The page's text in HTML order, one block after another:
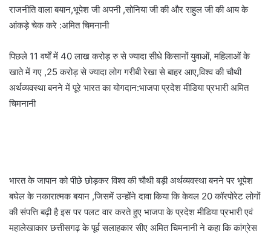
राजनीति वाला बयान,भूपेश जी अपनी ,सोनिया जी की और राहुल जी की आय के
आंकड़े चेक करे :अमित चिमनानी
पिछले 11 वर्षों में 40 लाख करोड़ रु से ज्यादा सीधे किसानों युवाओं, महिलाओं के
खाते में गए ,25 करोड़ से ज्यादा लोग गरीबी रेखा से बाहर आए,विश्व की चौथी
अर्थव्यवस्था बनने में पूरे भारत का योगदान:भाजपा प्रदेश मीडिया प्रभारी अमित
चिमनानी
भारत के जापान को पीछे छोड़कर विश्व की चौथी बड़ी अर्थव्यवस्था बनने पर भूपेश
बघेल के नकारात्मक बयान ,जिसमें उन्होंने दावा किया कि केवल 20 कॉरपोरेट लोगों
की संपत्ति बढ़ी है इस पर पलट वार करते हुए भाजपा के प्रदेश मीडिया प्रभारी एवं
महालेखाकार छत्तीसगढ़ के पूर्व सलाहकार सीए अमित चिमनानी ने कहा कि कांग्रेस